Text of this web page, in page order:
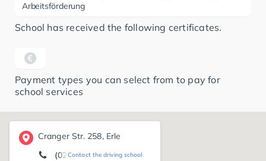
Arbeitsförderung
School has received the following certificates.
Payment types you can select from to pay for
school services
Cranger Str. 258, Erle
Contact the driving school
(0209) 36 10 57 31